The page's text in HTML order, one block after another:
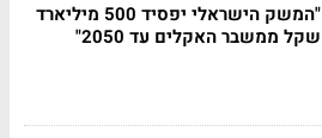
"המשק הישראלי יפסיד 500 מיליארד
שקל ממשבר האקלים עד 2050"